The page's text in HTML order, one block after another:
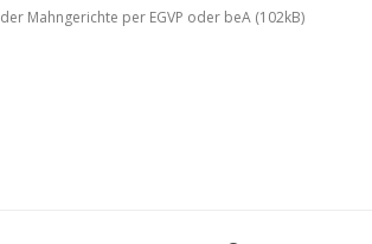
der Mahngerichte per EGVP oder beA (102kB)